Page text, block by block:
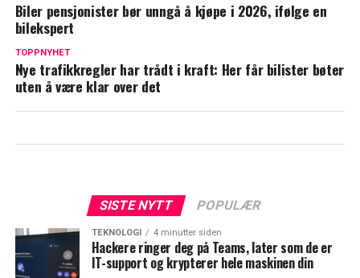
Biler pensjonister bør unngå å kjøpe i 2026, ifølge en
bilekspert
TOPPNYHET
Nye trafikkregler har trådt i kraft: Her får bilister bøter
uten å være klar over det
SISTE NYTT POPULÆR
TEKNOLOGI 4 minutter siden
Hackere ringer deg på Teams, later som de er
IT-support og krypterer hele maskinen din